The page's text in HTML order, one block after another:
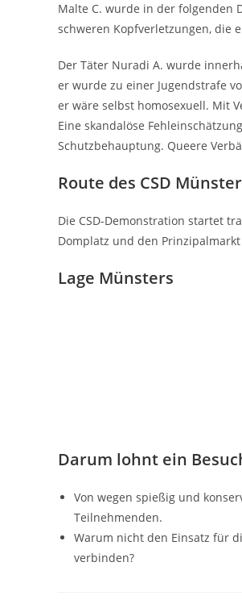
Malte C. wurde in der folgenden
schweren Kopfverletzungen, die
Der Täter Nuradi A. wurde
er wurde zu einer Jugendstrafe
er wäre selbst homosexuell. Mit
Eine skandalöse
Schutzbehauptung. Queere
Route des CSD Münster
Die CSD-Demonstration startet
Domplatz und den
Lage Münsters
Darum lohnt ein
Von wegen spießig und
Teilnehmenden.
Warum nicht den Einsatz für
verbinden?